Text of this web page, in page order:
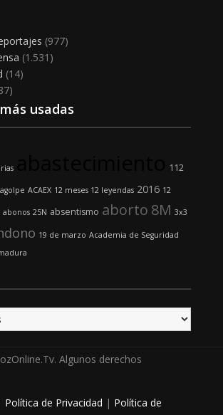
(977)
(1.531)
(14)
usadas
112
ACAEX 12 meses 12 leyendas 2016 12
abonos 25N absentismo aborto 8M 3x3
19 de marzo Academia de Seguridad
Algunos derechos
Política de Privacidad | Política de